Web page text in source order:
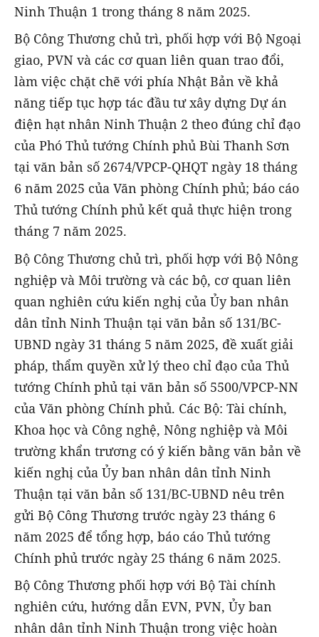
Ninh Thuận 1 trong tháng 8 năm 2025.
Bộ Công Thương chủ trì, phối hợp với Bộ Ngoại
giao, PVN và các cơ quan liên quan trao đổi,
làm việc chặt chẽ với phía Nhật Bản về khả
năng tiếp tục hợp tác đầu tư xây dựng Dự án
điện hạt nhân Ninh Thuận 2 theo đúng chỉ đạo
của Phó Thủ tướng Chính phủ Bùi Thanh Sơn
tại văn bản số 2674/VPCP-QHQT ngày 18 tháng
6 năm 2025 của Văn phòng Chính phủ; báo cáo
Thủ tướng Chính phủ kết quả thực hiện trong
tháng 7 năm 2025.
Bộ Công Thương chủ trì, phối hợp với Bộ Nông
nghiệp và Môi trường và các bộ, cơ quan liên
quan nghiên cứu kiến nghị của Ủy ban nhân
dân tỉnh Ninh Thuận tại văn bản số 131/BC-
UBND ngày 31 tháng 5 năm 2025, đề xuất giải
pháp, thẩm quyền xử lý theo chỉ đạo của Thủ
tướng Chính phủ tại văn bản số 5500/VPCP-NN
của Văn phòng Chính phủ. Các Bộ: Tài chính,
Khoa học và Công nghệ, Nông nghiệp và Môi
trường khẩn trương có ý kiến bằng văn bản về
kiến nghị của Ủy ban nhân dân tỉnh Ninh
Thuận tại văn bản số 131/BC-UBND nêu trên
gửi Bộ Công Thương trước ngày 23 tháng 6
năm 2025 để tổng hợp, báo cáo Thủ tướng
Chính phủ trước ngày 25 tháng 6 năm 2025.
Bộ Công Thương phối hợp với Bộ Tài chính
nghiên cứu, hướng dẫn EVN, PVN, Ủy ban
nhân dân tỉnh Ninh Thuận trong việc hoàn